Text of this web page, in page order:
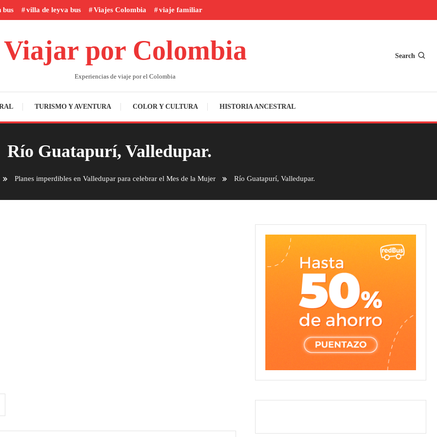
bus villa de leyva bus Viajes Colombia viaje familiar
Viajar por Colombia
Experiencias de viaje por el Colombia
Search
TURISMO Y AVENTURA COLOR Y CULTURA HISTORIA ANCESTRAL
Río Guatapurí, Valledupar.
Planes imperdibles en Valledupar para celebrar el Mes de la Mujer Río Guatapurí, Valledupar.